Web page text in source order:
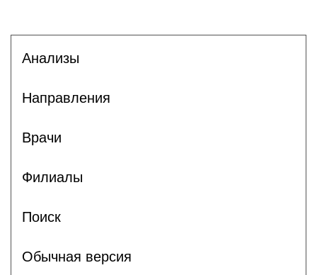
Анализы
Направления
Врачи
Филиалы
Поиск
Обычная версия